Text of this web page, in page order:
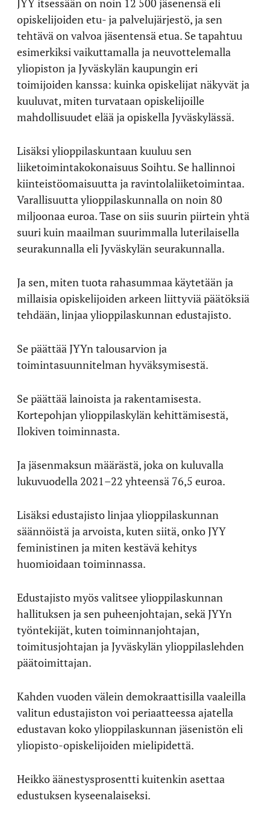
JYY itsessään on noin 12 500 jäsenensä eli
opiskelijoiden etu- ja palvelujärjestö, ja sen
tehtävä on valvoa jäsentensä etua. Se tapahtuu
esimerkiksi vaikuttamalla ja neuvottelemalla
yliopiston ja Jyväskylän kaupungin eri
toimijoiden kanssa: kuinka opiskelijat näkyvät ja
kuuluvat, miten turvataan opiskelijoille
mahdollisuudet elää ja opiskella Jyväskylässä.
Lisäksi ylioppilaskuntaan kuuluu sen
liiketoimintakokonaisuus Soihtu. Se hallinnoi
kiinteistöomaisuutta ja ravintolaliiketoimintaa.
Varallisuutta ylioppilaskunnalla on noin 80
miljoonaa euroa. Tase on siis suurin piirtein yhtä
suuri kuin maailman suurimmalla luterilaisella
seurakunnalla eli Jyväskylän seurakunnalla.
Ja sen, miten tuota rahasummaa käytetään ja
millaisia opiskelijoiden arkeen liittyviä päätöksiä
tehdään, linjaa ylioppilaskunnan edustajisto.
Se päättää JYYn talousarvion ja
toimintasuunnitelman hyväksymisestä.
Se päättää lainoista ja rakentamisesta.
Kortepohjan ylioppilaskylän kehittämisestä,
Ilokiven toiminnasta.
Ja jäsenmaksun määrästä, joka on kuluvalla
lukuvuodella 2021–22 yhteensä 76,5 euroa.
Lisäksi edustajisto linjaa ylioppilaskunnan
säännöistä ja arvoista, kuten siitä, onko JYY
feministinen ja miten kestävä kehitys
huomioidaan toiminnassa.
Edustajisto myös valitsee ylioppilaskunnan
hallituksen ja sen puheenjohtajan, sekä JYYn
työntekijät, kuten toiminnanjohtajan,
toimitusjohtajan ja Jyväskylän ylioppilaslehden
päätoimittajan.
Kahden vuoden välein demokraattisilla vaaleilla
valitun edustajiston voi periaatteessa ajatella
edustavan koko ylioppilaskunnan jäsenistön eli
yliopisto-opiskelijoiden mielipidettä.
Heikko äänestysprosentti kuitenkin asettaa
edustuksen kyseenalaiseksi.